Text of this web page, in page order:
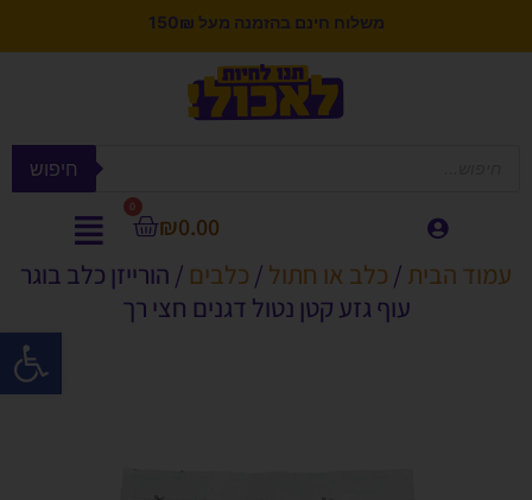
פתח
משלוח חינם בהזמנה מעל 150₪
חיפוש
₪0.00
0
עמוד הבית / כלב או חתול / כלבים / הורייזן כלב בוגר
עוף גזע קטן נטול דגנים חצי רך